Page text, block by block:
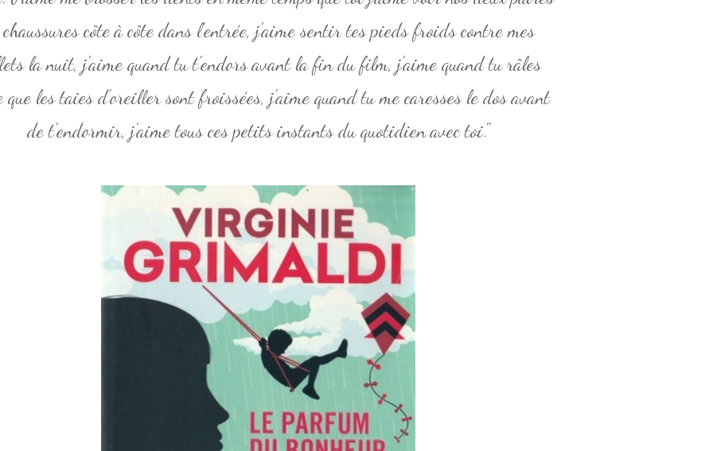
côte à côte dans l'entrée, j'aime sentir tes pieds froids contre mes
la nuit, j'aime quand tu t'endors avant la fin du film, j'aime quand tu râles
que les taies d'oreiller sont froissées, j'aime quand tu me caresses le dos avant
de t'endormir, j'aime tous ces petits instants du quotidien avec toi."